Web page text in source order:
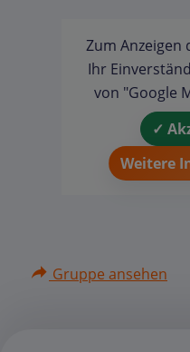
Zum Anzeigen
Ihr
von "Google
✓
Weitere
Gruppe ansehen